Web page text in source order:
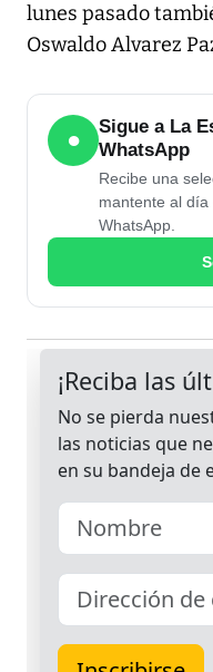
lunes pasado
Oswaldo Alvarez
●
Sigue a La
WhatsApp
Recibe una
mantente al
WhatsApp.